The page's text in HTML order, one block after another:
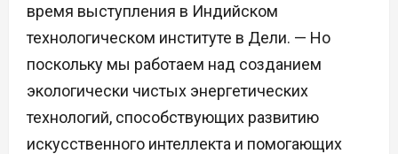
время выступления в Индийском
технологическом институте в Дели. — Но
поскольку мы работаем над созданием
экологически чистых энергетических
технологий, способствующих развитию
искусственного интеллекта и помогающих